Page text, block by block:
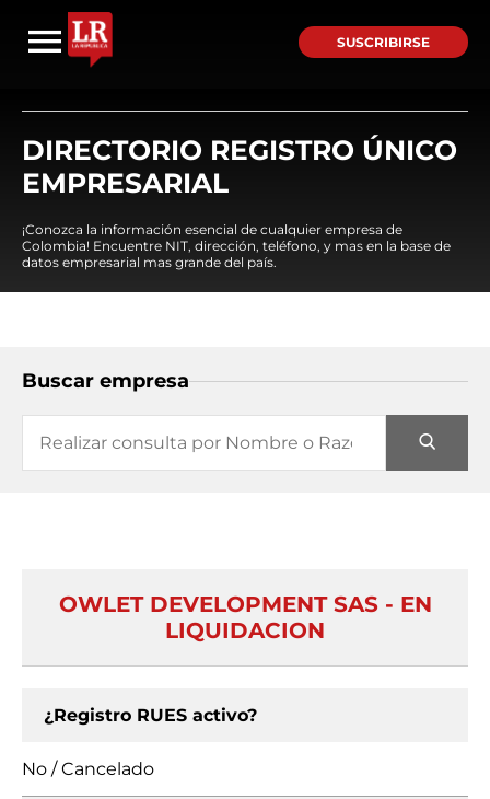
SUSCRIBIRSE
DIRECTORIO REGISTRO ÚNICO
EMPRESARIAL
¡Conozca la información esencial de cualquier empresa de
Colombia! Encuentre NIT, dirección, teléfono, y mas en la base de
datos empresarial mas grande del país.
Buscar empresa
OWLET DEVELOPMENT SAS - EN
LIQUIDACION
¿Registro RUES activo?
No / Cancelado